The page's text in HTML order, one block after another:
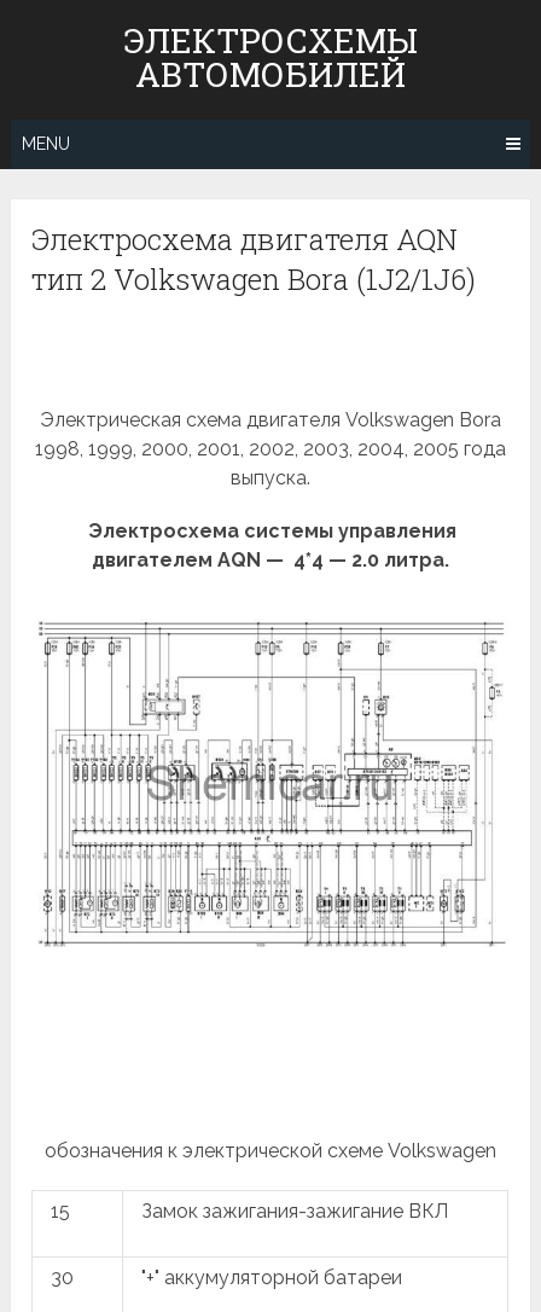
ЭЛЕКТРОСХЕМЫ
АВТОМОБИЛЕЙ
MENU
Электросхема двигателя AQN
тип 2 Volkswagen Bora (1J2/1J6)
Электрическая схема двигателя Volkswagen Bora
1998, 1999, 2000, 2001, 2002, 2003, 2004, 2005 года
выпуска.
Электросхема системы управления
двигателем AQN — 4*4 — 2.0 литра.
обозначения к электрической схеме Volkswagen
15 Замок зажигания-зажигание ВКЛ
30 "+" аккумуляторной батареи